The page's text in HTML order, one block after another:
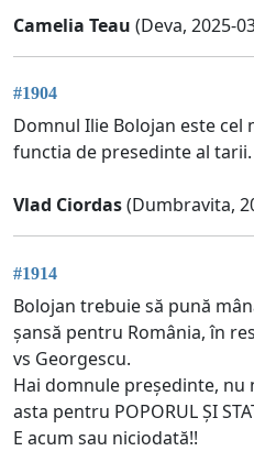
Camelia Teau (Deva, 2025-
#1904
Domnul Ilie Bolojan este
functia de presedinte al tarii.
Vlad Ciordas(Dumbravita,
#1914
Bolojan trebuie să pună
șansă pentru România, în
vs Georgescu.
Hai domnule președinte, nu
asta pentru POPORUL ȘI
E acum sau niciodată!!